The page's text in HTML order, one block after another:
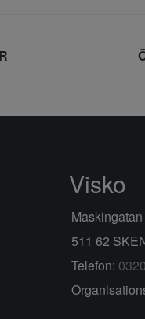
Visko
Maskingatan
511 62
Telefon: